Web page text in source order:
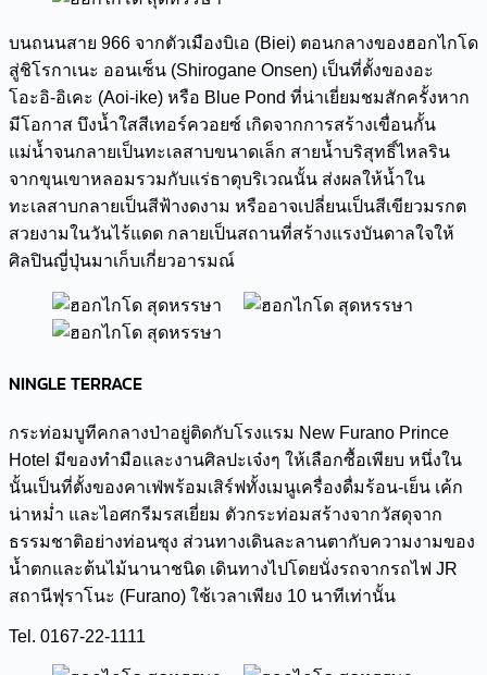
บนถนนสาย 966 จากตัวเมืองบิเอ (Biei) ตอนกลางของฮอกไกโด
สู่ชิโรกาเนะ ออนเซ็น (Shirogane Onsen) เป็นที่ตั้งของอะ
โอะอิ-อิเคะ (Aoi-ike) หรือ Blue Pond ที่น่าเยี่ยมชมสักครั้งหาก
มีโอกาส บึงน้ำใสสีเทอร์ควอยซ์ เกิดจากการสร้างเขื่อนกั้น
แม่น้ำจนกลายเป็นทะเลสาบขนาดเล็ก สายน้ำบริสุทธิ์ไหลริน
จากขุนเขาหลอมรวมกับแร่ธาตุบริเวณนั้น ส่งผลให้น้ำใน
ทะเลสาบกลายเป็นสีฟ้างดงาม หรืออาจเปลี่ยนเป็นสีเขียวมรกต
สวยงามในวันไร้แดด กลายเป็นสถานที่สร้างแรงบันดาลใจให้
ศิลปินญี่ปุ่นมาเก็บเกี่ยวอารมณ์
NINGLE TERRACE
กระท่อมบูทีคกลางป่าอยู่ติดกับโรงแรม New Furano Prince
Hotel มีของทำมือและงานศิลปะเจ๋งๆ ให้เลือกซื้อเพียบ หนึ่งใน
นั้นเป็นที่ตั้งของคาเฟ่พร้อมเสิร์ฟทั้งเมนูเครื่องดื่มร้อน-เย็น เค้ก
น่าหม่ำ และไอศกรีมรสเยี่ยม ตัวกระท่อมสร้างจากวัสดุจาก
ธรรมชาติอย่างท่อนซุง ส่วนทางเดินละลานตากับความงามของ
น้ำตกและต้นไม้นานาชนิด เดินทางไปโดยนั่งรถจากรถไฟ JR
สถานีฟุราโนะ (Furano) ใช้เวลาเพียง 10 นาทีเท่านั้น
Tel. 0167-22-1111